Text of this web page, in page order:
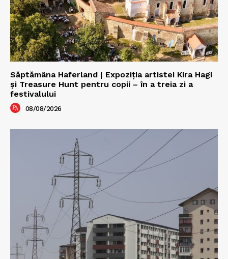
Săptămâna Haferland | Expoziţia artistei Kira Hagi
şi Treasure Hunt pentru copii – în a treia zi a
festivalului
08/08/2026